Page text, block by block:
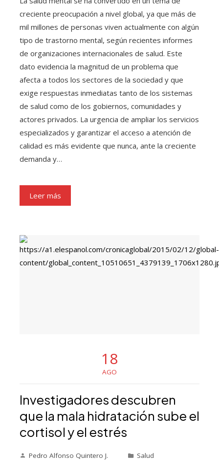
creciente preocupación a nivel global, ya que más de
mil millones de personas viven actualmente con algún
tipo de trastorno mental, según recientes informes
de organizaciones internacionales de salud. Este
dato evidencia la magnitud de un problema que
afecta a todos los sectores de la sociedad y que
exige respuestas inmediatas tanto de los sistemas
de salud como de los gobiernos, comunidades y
actores privados. La urgencia de ampliar los servicios
especializados y garantizar el acceso a atención de
calidad es más evidente que nunca, ante la creciente
demanda y…
Leer más
18
AGO
Investigadores descubren
que la mala hidratación sube el
cortisol y el estrés
Pedro Alfonso Quintero J. Salud